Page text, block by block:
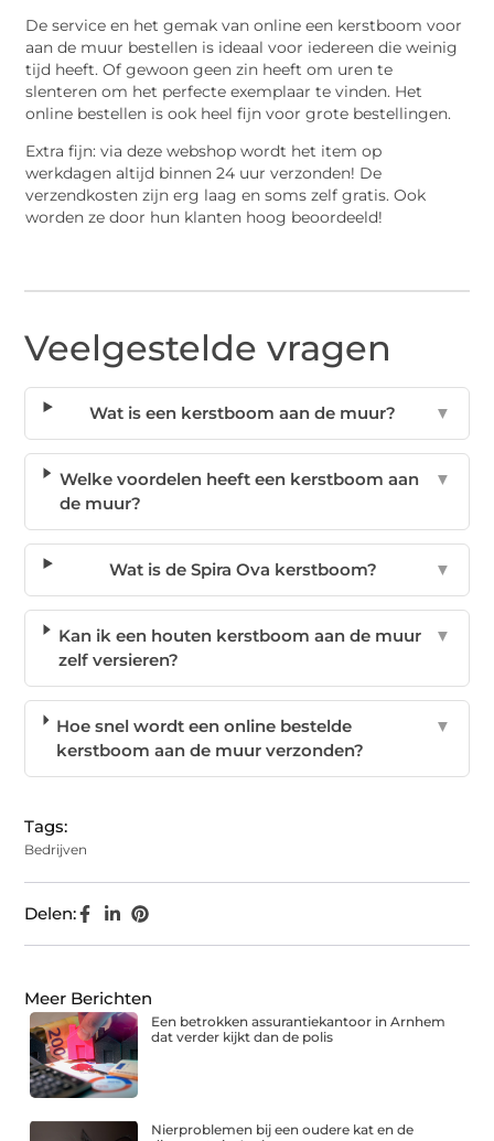
De service en het gemak van online een kerstboom voor
aan de muur bestellen is ideaal voor iedereen die weinig
tijd heeft. Of gewoon geen zin heeft om uren te
slenteren om het perfecte exemplaar te vinden. Het
online bestellen is ook heel fijn voor grote bestellingen.
Extra fijn: via deze webshop wordt het item op
werkdagen altijd binnen 24 uur verzonden! De
verzendkosten zijn erg laag en soms zelf gratis. Ook
worden ze door hun klanten hoog beoordeeld!
Veelgestelde vragen
Wat is een kerstboom aan de muur? ▼
Welke voordelen heeft een kerstboom aan
de muur?
▼
Wat is de Spira Ova kerstboom? ▼
Kan ik een houten kerstboom aan de muur
zelf versieren?
▼
Hoe snel wordt een online bestelde
kerstboom aan de muur verzonden?
▼
Tags:
Bedrijven
Delen:
Meer Berichten
Een betrokken assurantiekantoor in Arnhem
dat verder kijkt dan de polis
Nierproblemen bij een oudere kat en de